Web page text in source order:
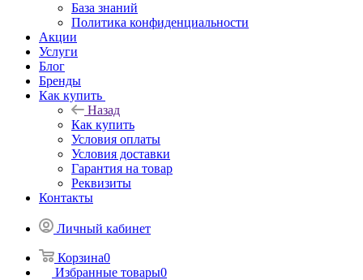
База знаний
Политика конфиденциальности
Акции
Услуги
Блог
Бренды
Как купить
Назад
Как купить
Условия оплаты
Условия доставки
Гарантия на товар
Реквизиты
Контакты
Личный кабинет
Корзина0
Избранные товары0